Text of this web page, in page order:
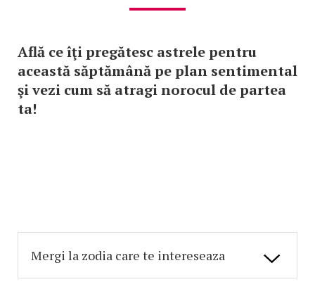
Află ce îţi pregătesc astrele pentru
această săptămână pe plan sentimental
şi vezi cum să atragi norocul de partea
ta!